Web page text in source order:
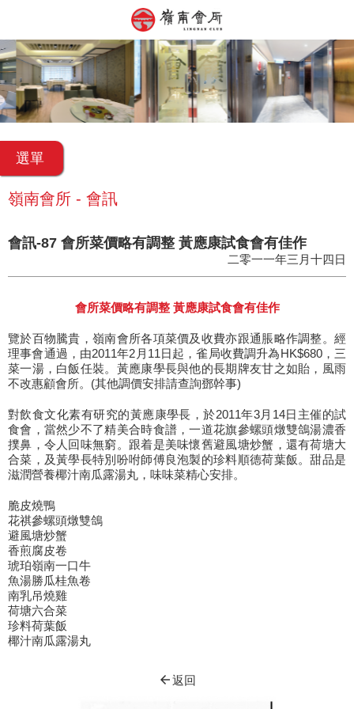
選單
嶺南會所 - 會訊
會訊-87 會所菜價略有調整 黃應康試食會有佳作
二零一一年三月十四日
會所菜價略有調整 黃應康試食會有佳作
覽於百物騰貴，嶺南會所各項菜價及收費亦跟通脹略作調整。經
理事會通過，由2011年2月11日起，雀局收費調升為HK$680，三
菜一湯，白飯任裝。黃應康學長與他的長期牌友甘之如貽，風雨
不改惠顧會所。(其他調價安排請查詢鄧幹事)
對飲食文化素有研究的黃應康學長，於2011年3月14日主催的試
食會，當然少不了精美合時食譜，一道花旗參螺頭燉雙鴿湯濃香
撲鼻，令人回味無窮。跟着是美味懷舊避風塘炒蟹，還有荷塘大
合菜，及黃學長特別吩咐師傅良泡製的珍料順德荷葉飯。甜品是
滋潤營養椰汁南瓜露湯丸，味味菜精心安排。
脆皮燒鴨
花祺參螺頭燉雙鴿
避風塘炒蟹
香煎腐皮卷
琥珀嶺南一口牛
魚湯勝瓜桂魚卷
南乳吊燒雞
荷塘六合菜
珍料荷葉飯
椰汁南瓜露湯丸
arrow_back返回